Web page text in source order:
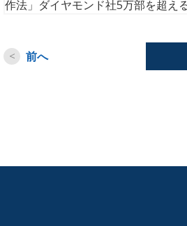
作法」ダイヤモンド社5万部を超え
< 前へ